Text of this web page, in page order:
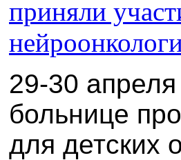
29-30
больнице
для детских